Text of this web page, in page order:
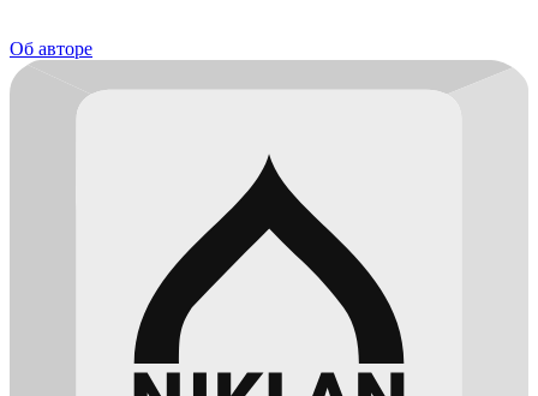
Об авторе